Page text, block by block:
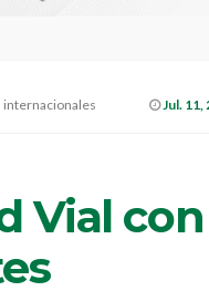
internacionales Jul. 11,
Vial con